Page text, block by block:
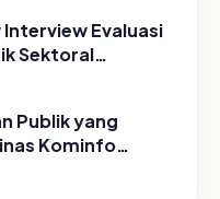
Evaluasi
Sektoral
Publik yang
Kominfo
Lapor di